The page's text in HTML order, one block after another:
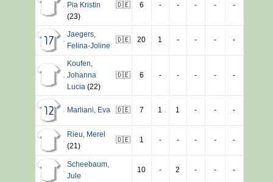
Pia Kristin
(23)
🇩🇪 6 - - - - -
17
Jaegers,
Felina-Joline
🇩🇪 20 1 - - - -
Koufen,
Johanna
Lucia (22)
🇩🇪 6 - - - - -
12 Marliani, Eva 🇩🇪 7 1 1 - - -
Rieu, Merel
(21)
🇩🇪 1 - - - - -
Scheebaum,
Jule
10 - 2 - - -